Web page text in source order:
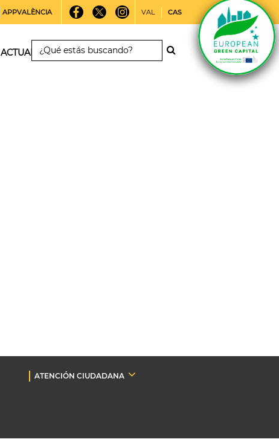
APPVALÈNCIA VAL CAS
ACTUALIDAD
ATENCIÓN CIUDADANA